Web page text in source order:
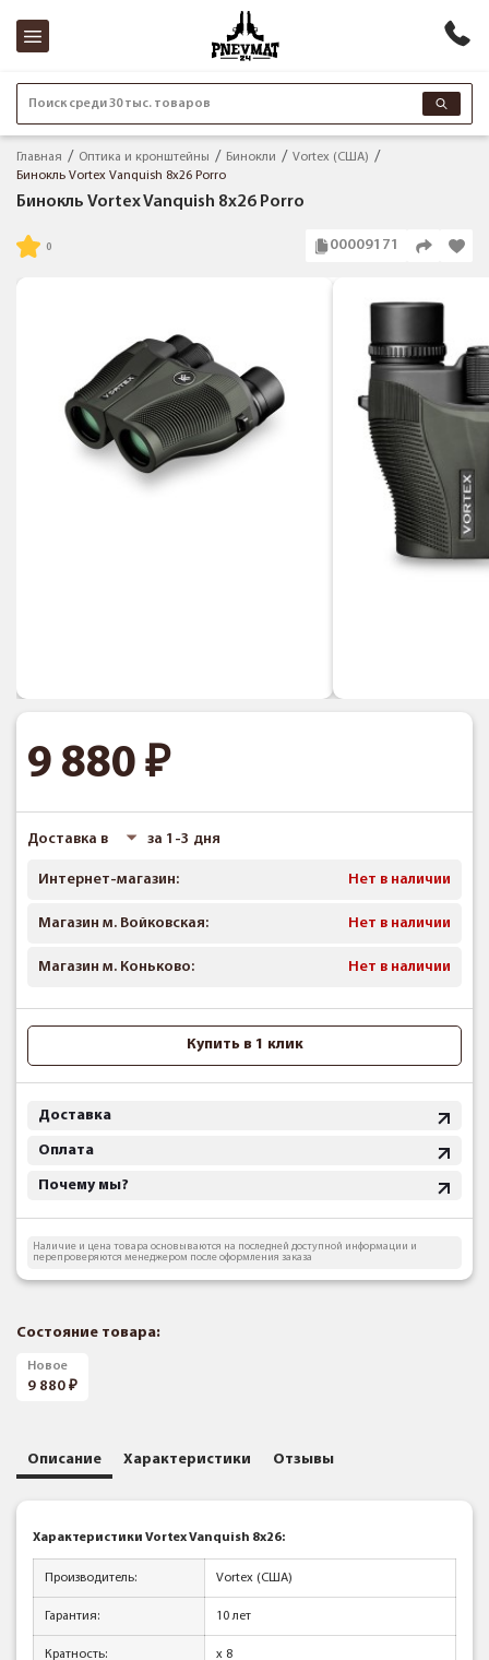
Поиск среди 30 тыс. товаров
Главная Оптика и кронштейны Бинокли
Vortex (США)
Бинокль Vortex Vanquish 8x26 Porro
Бинокль Vortex Vanquish 8x26 Porro
00009171
9 880
Доставка в за 1-3 дня
Интернет-магазин: Нет в наличии
Магазин м. Войковская: Нет в наличии
Магазин м. Коньково: Нет в наличии
Купить в 1 клик
Доставка
Оплата
Почему мы?
Наличие и цена товара основываются на последней доступной информации и
перепроверяются менеджером после оформления заказа
Состояние товара:
Новое
9 880
Описание Характеристики Отзывы
Характеристики Vortex Vanquish 8x26:
Производитель: Vortex (США)
Гарантия: 10 лет
Кратность: x 8